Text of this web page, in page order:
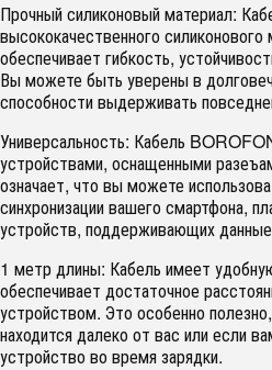
Прочный силиконовый материал:
высококачественного
обеспечивает гибкость,
Вы можете быть уверены в
способности выдерживать
Универсальность: Кабель
устройствами, оснащенными
означает, что вы можете
синхронизации вашего смартфона,
устройств, поддерживающих
1 метр длины: Кабель имеет
обеспечивает достаточное
устройством. Это особенно
находится далеко от вас или если
устройство во время зарядки.